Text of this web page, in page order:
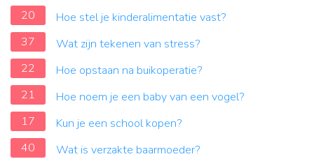
20
Hoe stel je kinderalimentatie vast?
37
Wat zijn tekenen van stress?
22
Hoe opstaan na buikoperatie?
21
Hoe noem je een baby van een vogel?
17
Kun je een school kopen?
40
Wat is verzakte baarmoeder?